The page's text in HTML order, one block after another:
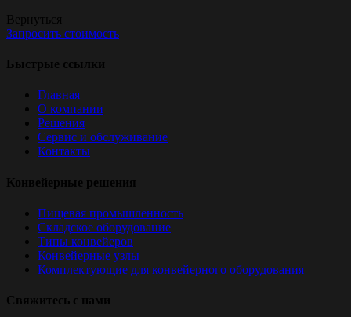
Вернуться
Запросить стоимость
Быстрые ссылки
Главная
О компании
Решения
Сервис и обслуживание
Контакты
Конвейерные решения
Пищевая промышленность
Складское оборудование
Типы конвейеров
Конвейерные узлы
Комплектующие для конвейерного оборудования
Свяжитесь с нами